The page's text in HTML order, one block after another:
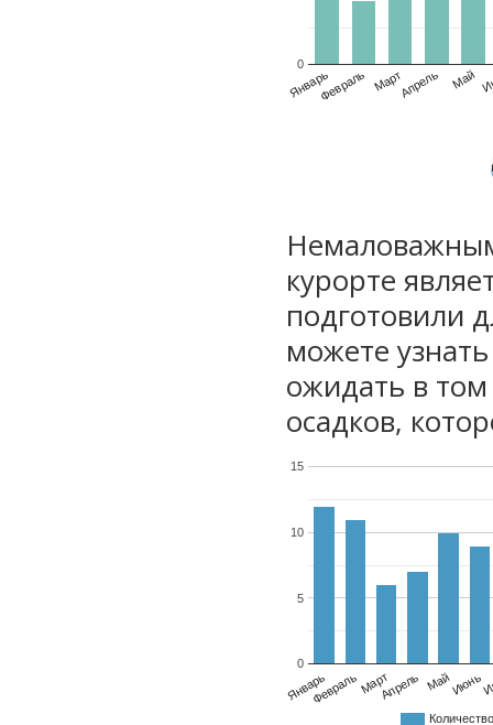
ЯнварьФевраль МартАпрель Май
0
курорте
подготовили
можете
ожидать в
осадков,
ЯнварьФевральМартАпрель МайИюнь
0
5
10
15